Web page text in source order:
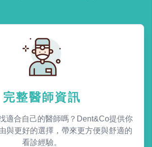
完整醫師資訊
適合自己的醫師嗎？Dent&Co提供你
與更好的選擇，帶來更方便與舒適的
看診經驗。